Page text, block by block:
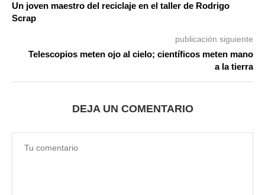
Un joven maestro del reciclaje en el taller de Rodrigo
Scrap
publicación siguiente
Telescopios meten ojo al cielo; científicos meten mano
a la tierra
DEJA UN COMENTARIO